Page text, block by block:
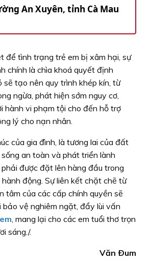
An Xuyên, tỉnh Cà Mau
để tình trạng trẻ em bị xâm hại, sự
chính là chìa khoá quyết định
sẽ tạo nên quy trình khép kín, từ
ngừa, phát hiện sớm nguy cơ,
hành vi phạm tội cho đến hỗ trợ
lý cho nạn nhân.
của gia đình, là tương lai của đất
an toàn và phát triển lành
được đặt lên hàng đầu trong
động. Sự liên kết chặt chẽ từ
tâm của các cấp chính quyền sẽ
vệ nghiêm ngặt, đẩy lùi vấn
, mang lại cho các em tuổi thơ trọn
sáng./.
Văn Ðum